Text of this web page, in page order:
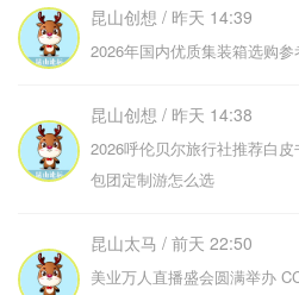
昆山创想 / 昨天 14:39
2026年国内优质集装箱选购
昆山创想 / 昨天 14:38
2026呼伦贝尔旅行社推荐白
包团定制游怎么选
昆山太马 / 前天 22:50
美业万人直播盛会圆满举办